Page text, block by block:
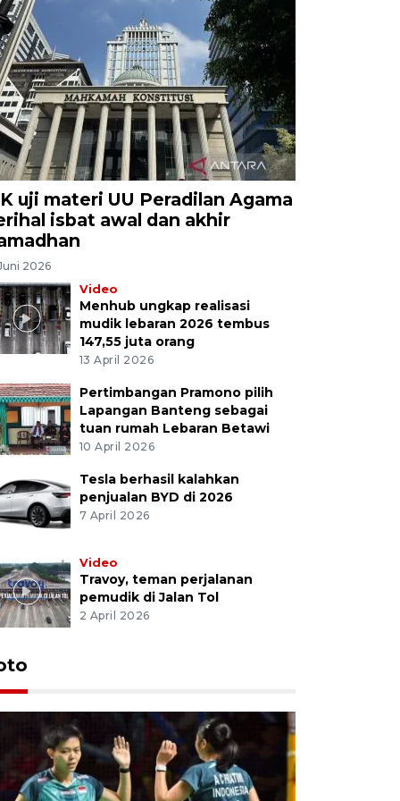
uji materi UU Peradilan Agama
isbat awal dan akhir
2026
Video
Menhub ungkap realisasi
mudik lebaran 2026 tembus
147,55 juta orang
13 April 2026
Pertimbangan Pramono pilih
Lapangan Banteng sebagai
tuan rumah Lebaran Betawi
10 April 2026
Tesla berhasil kalahkan
penjualan BYD di 2026
7 April 2026
Video
Travoy, teman perjalanan
pemudik di Jalan Tol
2 April 2026